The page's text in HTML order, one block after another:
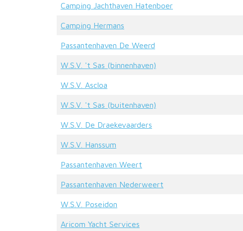
Camping Jachthaven Hatenboer
Camping Hermans
Passantenhaven De Weerd
W.S.V. 't Sas (binnenhaven)
W.S.V. Ascloa
W.S.V. 't Sas (buitenhaven)
W.S.V. De Draekevaarders
W.S.V. Hanssum
Passantenhaven Weert
Passantenhaven Nederweert
W.S.V. Poseidon
Aricom Yacht Services